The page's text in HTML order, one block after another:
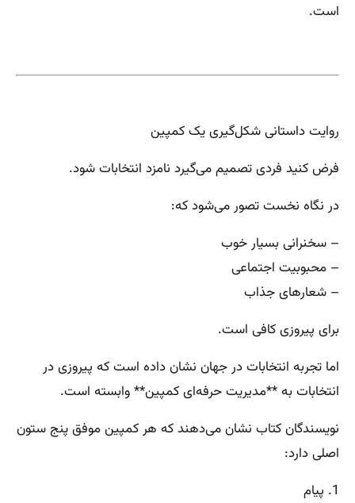
است.
روایت داستانی شکل‌گیری یک کمپین
فرض کنید فردی تصمیم می‌گیرد نامزد انتخابات شود.
در نگاه نخست تصور می‌شود که:
– سخنرانی بسیار خوب
– محبوبیت اجتماعی
– شعارهای جذاب
برای پیروزی کافی است.
اما تجربه انتخابات در جهان نشان داده است که پیروزی در
انتخابات به **مدیریت حرفه‌ای کمپین** وابسته است.
نویسندگان کتاب نشان می‌دهند که هر کمپین موفق پنج ستون
اصلی دارد:
1. پیام